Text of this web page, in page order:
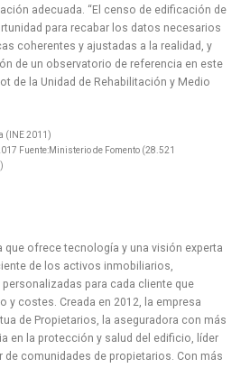
adecuada. “El censo de edificación de
para recabar los datos necesarios
coherentes y ajustadas a la realidad, y
de un observatorio de referencia en este
de la Unidad de Rehabilitación y Medio
(INE 2011)
Fuente:Ministerio de Fomento (28.521
que ofrece tecnología y una visión experta
de los activos inmobiliarios,
para cada cliente que
y costes. Creada en 2012, la empresa
de Propietarios, la aseguradora con más
en la protección y salud del edificio, líder
de comunidades de propietarios. Con más